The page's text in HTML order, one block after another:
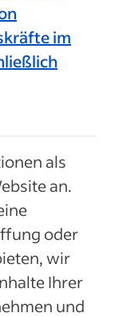
im
als
an.
oder
wir
Ihrer
und